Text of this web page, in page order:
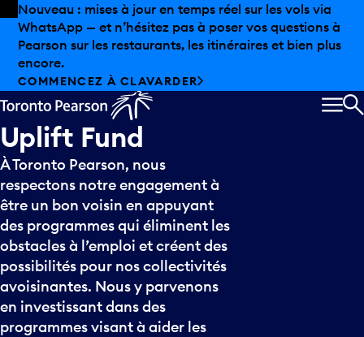
Skip to offers
Passer au contenu principal
Nouveau : mises à jour en temps réel sur les vols via
WhatsApp — et n’hésitez pas à poser vos questions à
Pearson sur les restaurants, les itinéraires et bien plus
encore.
COMMENCEZ À CLAVARDER
Uplift Fund
À Toronto Pearson, nous
respectons notre engagement à
être un bon voisin en appuyant
des programmes qui éliminent les
obstacles à l’emploi et créent des
possibilités pour nos collectivités
avoisinantes. Nous y parvenons
en investissant dans des
programmes visant à aider les